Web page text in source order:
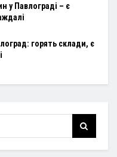
у Павлограді – є
горять склади, є